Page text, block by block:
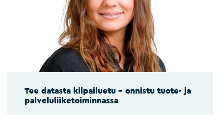
Tee datasta kilpailuetu – onnistu tuote- ja
palveluliiketoiminnassa